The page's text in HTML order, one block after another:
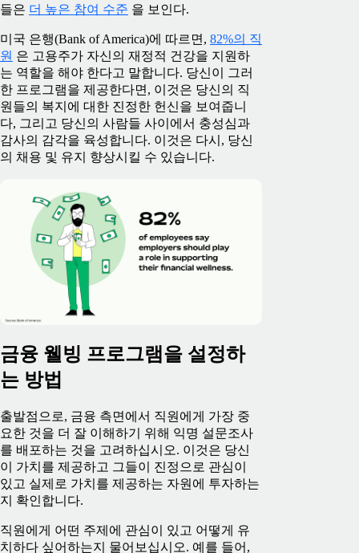
들은 더 높은 참여 수준 을 보인다.
미국 은행(Bank of America)에 따르면, 82%의 직
원 은 고용주가 자신의 재정적 건강을 지원하
는 역할을 해야 한다고 말합니다. 당신이 그러
한 프로그램을 제공한다면, 이것은 당신의 직
원들의 복지에 대한 진정한 헌신을 보여줍니
다, 그리고 당신의 사람들 사이에서 충성심과
감사의 감각을 육성합니다. 이것은 다시, 당신
의 채용 및 유지 향상시킬 수 있습니다.
금융 웰빙 프로그램을 설정하
는 방법
출발점으로, 금융 측면에서 직원에게 가장 중
요한 것을 더 잘 이해하기 위해 익명 설문조사
를 배포하는 것을 고려하십시오. 이것은 당신
이 가치를 제공하고 그들이 진정으로 관심이
있고 실제로 가치를 제공하는 자원에 투자하는
지 확인합니다.
직원에게 어떤 주제에 관심이 있고 어떻게 유
치하다 싶어하는지 물어보십시오. 예를 들어,